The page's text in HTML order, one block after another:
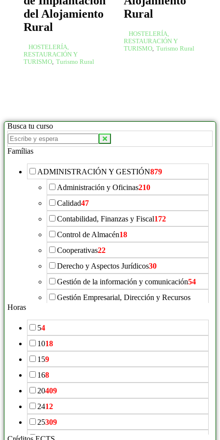
del Alojamiento
Rural
HOSTELERÍA,
RESTAURACIÓN Y
TURISMO, Turismo Rural
Rural
HOSTELERÍA,
RESTAURACIÓN Y
TURISMO, Turismo Rural
Busca tu curso
Famílias
ADMINISTRACIÓN Y GESTIÓN879
Administración y Oficinas210
Calidad47
Contabilidad, Finanzas y Fiscal172
Control de Almacén18
Cooperativas22
Derecho y Aspectos Jurídicos30
Gestión de la información y comunicación54
Gestión Empresarial, Dirección y Recursos
Igualdad de Género12
Inmobiliaria49
Laboral32
Normas ISO/UNE42
Protocolo Empresarial, Protocolo Institucional y
Organización de Eventos
Horas
54
1018
159
168
20409
2412
25309
281